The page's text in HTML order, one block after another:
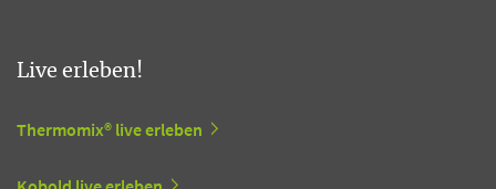
Live erleben!
Thermomix® live erleben